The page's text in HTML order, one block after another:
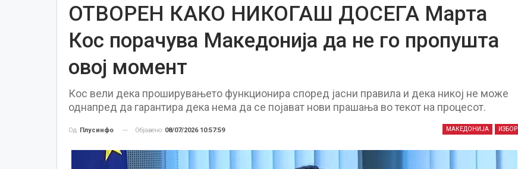
ОТВОРЕН КАКО НИКОГАШ ДОСЕГА Марта
Кос порачува Македонија да не го пропушта
овој момент
Кос вели дека проширувањето функционира според јасни правила и дека никој не може
однапред да гарантира дека нема да се појават нови прашања во текот на процесот.
МАКЕДОНИЈА ИЗБОР
Од Плусинфо Објавено 08/07/2026 10:57:59